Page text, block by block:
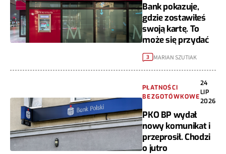
Bank pokazuje,
gdzie zostawiłeś
swoją kartę. To
może się przydać
3 MARIAN SZUTIAK
PŁATNOŚCI
BEZGOTÓWKOWE
24
LIP
2026
PKO BP wydał
nowy komunikat i
przeprosił. Chodzi
o jutro